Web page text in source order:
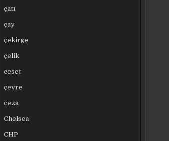
çatı
çay
çekirge
çelik
ceset
çevre
ceza
Chelsea
CHP